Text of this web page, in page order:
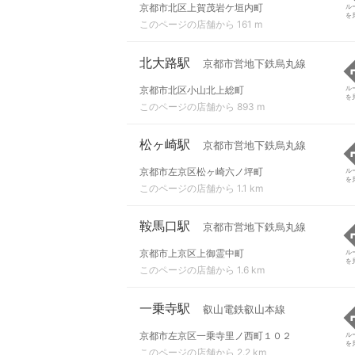
京都市北区上賀茂岩ケ垣内町
このページの店舗から 161 m
ル
を
北大路駅 京都市営地下鉄烏丸線
京都市北区小山北上総町
このページの店舗から 893 m
ル
を
松ヶ崎駅 京都市営地下鉄烏丸線
京都市左京区松ヶ崎六ノ坪町
このページの店舗から 1.1 km
ル
を
鞍馬口駅 京都市営地下鉄烏丸線
京都市上京区上御霊中町
このページの店舗から 1.6 km
ル
を
一乗寺駅 叡山電鉄叡山本線
京都市左京区一乗寺里ノ西町１０２
このページの店舗から 2.2 km
ル
を